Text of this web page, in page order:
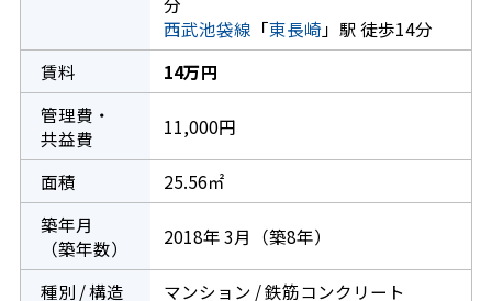
西武池袋線 「東長崎 」駅 徒歩14分
賃料
14万円
管理費・
共益費
11,000円
面積
25.56㎡
築年月
（築年数）
2018年 3月（築8年）
種別 / 構造
マンション / 鉄筋コンクリート